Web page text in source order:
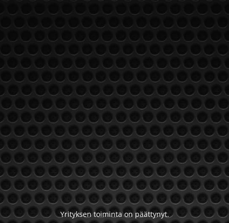
Yrityksen toiminta on päättynyt.